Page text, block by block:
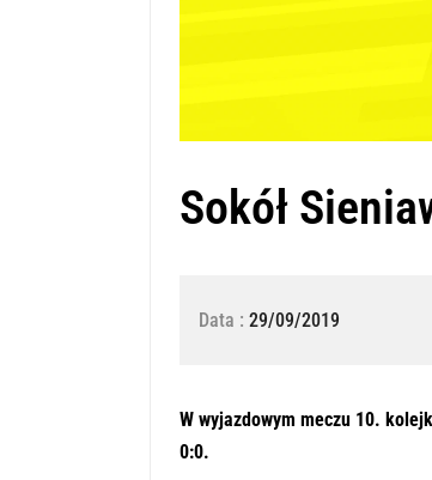
Sokół
Data : 29/09/2019
W wyjazdowym meczu 10.
0:0.